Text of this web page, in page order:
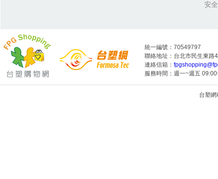
安
統一編號：70549797
聯絡地址：台北市民生東路
連絡信箱：
服務時間：週一~週五
台塑